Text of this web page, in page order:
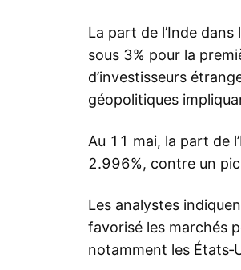
La part de l’Inde
sous 3% pour la
d’investisseurs
géopolitiques
Au 11 mai, la part de
2.996%, contre un
Les analystes
favorisé les marchés
notamment les